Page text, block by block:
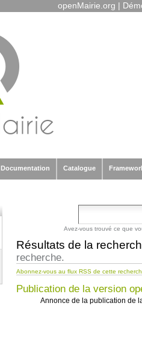
openMairie.org |
Documentation Catalogue
Avez-vous trouvé ce que
Résultats de la
recherche.
Abonnez-vous au flux RSS de cette
Publication de la version
Annonce de la publication de